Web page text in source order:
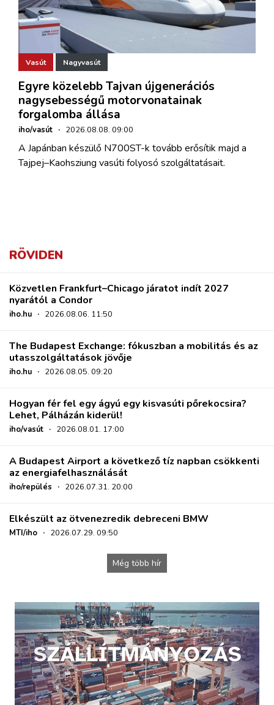
Vasút Nagyvasút
Egyre közelebb Tajvan újgenerációs
nagysebességű motorvonatainak
forgalomba állása
iho/vasút · 2026.08.08. 09:00
A Japánban készülő N700ST-k tovább erősítik majd a
Tajpej–Kaohsziung vasúti folyosó szolgáltatásait.
RÖVIDEN
Közvetlen Frankfurt–Chicago járatot indít 2027
nyarától a Condor
iho.hu · 2026.08.06. 11:50
The Budapest Exchange: fókuszban a mobilitás és az
utasszolgáltatások jövője
iho.hu · 2026.08.05. 09:20
Hogyan fér fel egy ágyú egy kisvasúti pőrekocsira?
Lehet, Pálházán kiderül!
iho/vasút · 2026.08.01. 17:00
A Budapest Airport a következő tíz napban csökkenti
az energiafelhasználását
iho/repülés · 2026.07.31. 20:00
Elkészült az ötvenezredik debreceni BMW
MTI/iho · 2026.07.29. 09:50
Még több hír